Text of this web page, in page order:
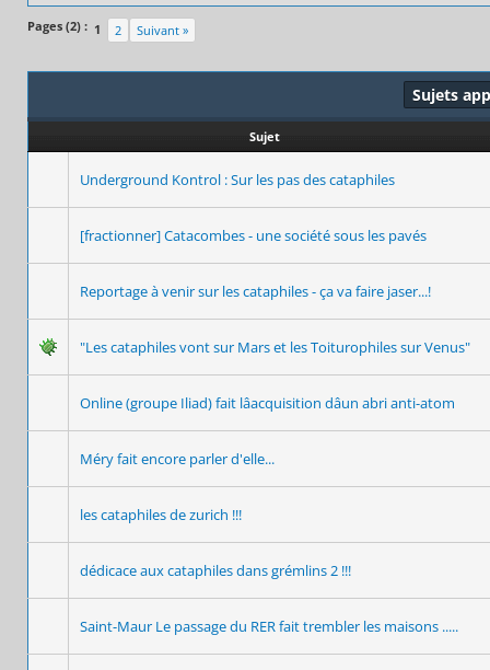
Pages (2) : 1 2 Suivant »
Sujets
Sujet
Underground Kontrol : Sur les pas des cataphiles
[fractionner] Catacombes - une société sous les pavés
Reportage à venir sur les cataphiles - ça va faire jaser...!
"Les cataphiles vont sur Mars et les Toiturophiles sur Venus"
Online (groupe Iliad) fait lâacquisition dâun abri anti-atom
Méry fait encore parler d'elle...
les cataphiles de zurich !!!
dédicace aux cataphiles dans grémlins 2 !!!
Saint-Maur Le passage du RER fait trembler les maisons .....